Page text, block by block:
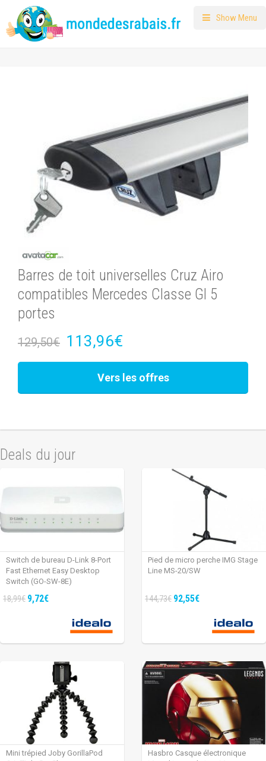
Show Menu
Barres de toit universelles Cruz Airo
compatibles Mercedes Classe Gl 5
portes
129,50€ 113,96€
Vers les offres
Deals du jour
Switch de bureau D-Link 8-Port
Fast Ethernet Easy Desktop
Switch (GO-SW-8E)
18,99€ 9,72€
Pied de micro perche IMG Stage
Line MS-20/SW
144,73€ 92,55€
Mini trépied Joby GorillaPod
Hasbro Casque électronique